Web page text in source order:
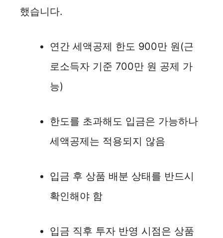
했습니다.
연간 세액공제 한도 900만 원(근
로소득자 기준 700만 원 공제 가
능)
한도를 초과해도 입금은 가능하나
세액공제는 적용되지 않음
입금 후 상품 배분 상태를 반드시
확인해야 함
입금 직후 투자 반영 시점은 상품